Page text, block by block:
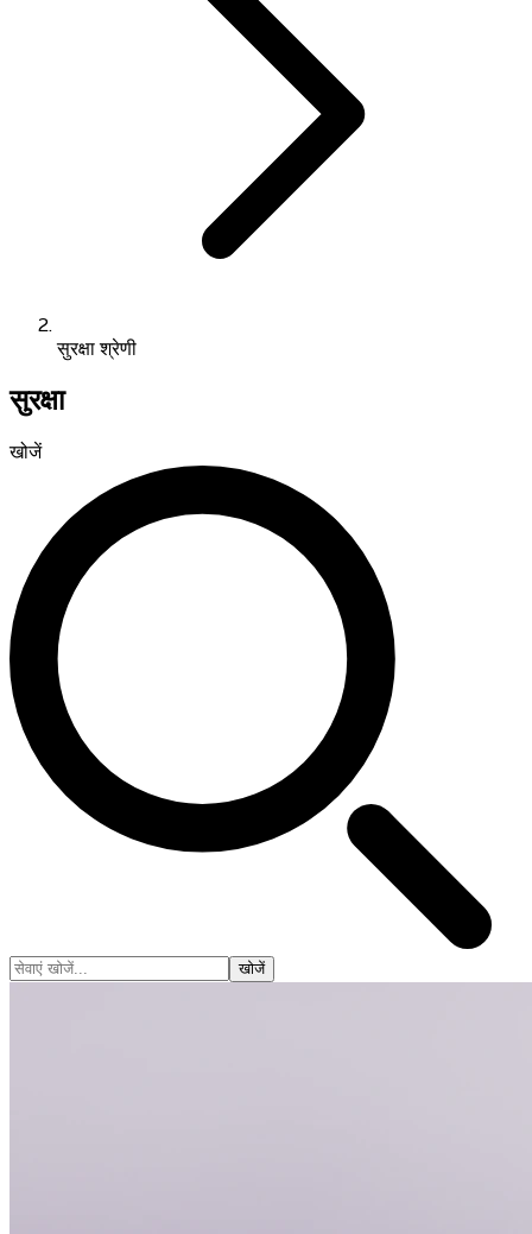
सुरक्षा श्रेणी
सुरक्षा
खोजें
खोजें